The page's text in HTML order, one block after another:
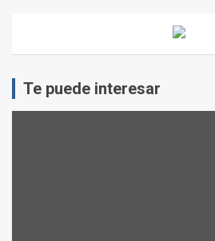
Te puede interesar